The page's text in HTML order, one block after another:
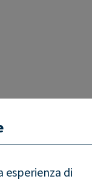
esperienza di